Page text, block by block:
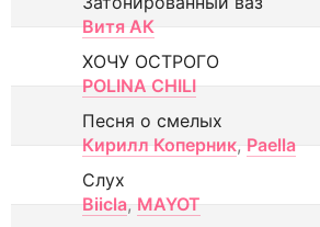
Витя АК
ХОЧУ ОСТРОГО
POLINA CHILI
Песня о смелых
Кирилл Коперник, Paella
Слух
Biicla, MAYOT